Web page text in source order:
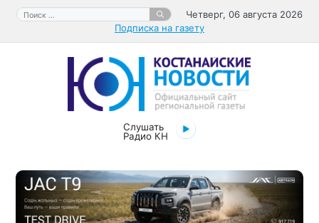
Перейти
содержимому
Поиск:
Четверг, 06 августа 2026
Подписка на газету
Слушать
Радио КН